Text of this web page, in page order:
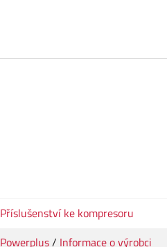
Příslušenství ke kompresoru
Powerplus/ Informace o výrobci